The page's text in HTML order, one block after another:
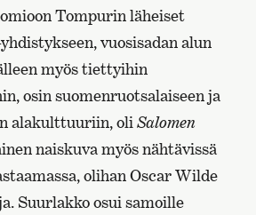
Tompurin läheiset
vuosisadan alun
myös tiettyihin
osin suomenruotsalaiseen ja
alakulttuuriin, oliSalomen
naiskuva myös nähtävissä
olihan Oscar Wilde
Suurlakko osui samoille